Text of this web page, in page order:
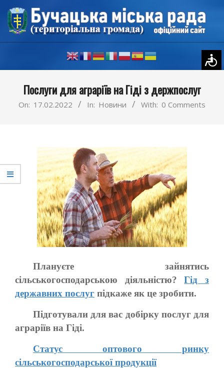
Skip
content
NavigationПослуги для аграріїв на Гіді з держпослуг
On: 17.02.2022 In: Новини With: 0 Comments
Плануєте зайнятись
сільськогосподарською діяльністю?Гід з
державних послуг підкаже як це зробити.
Підготували для вас добірку послуг для
аграріїв на Гіді.
Статус оптового ринку
сільськогосподарської продукції